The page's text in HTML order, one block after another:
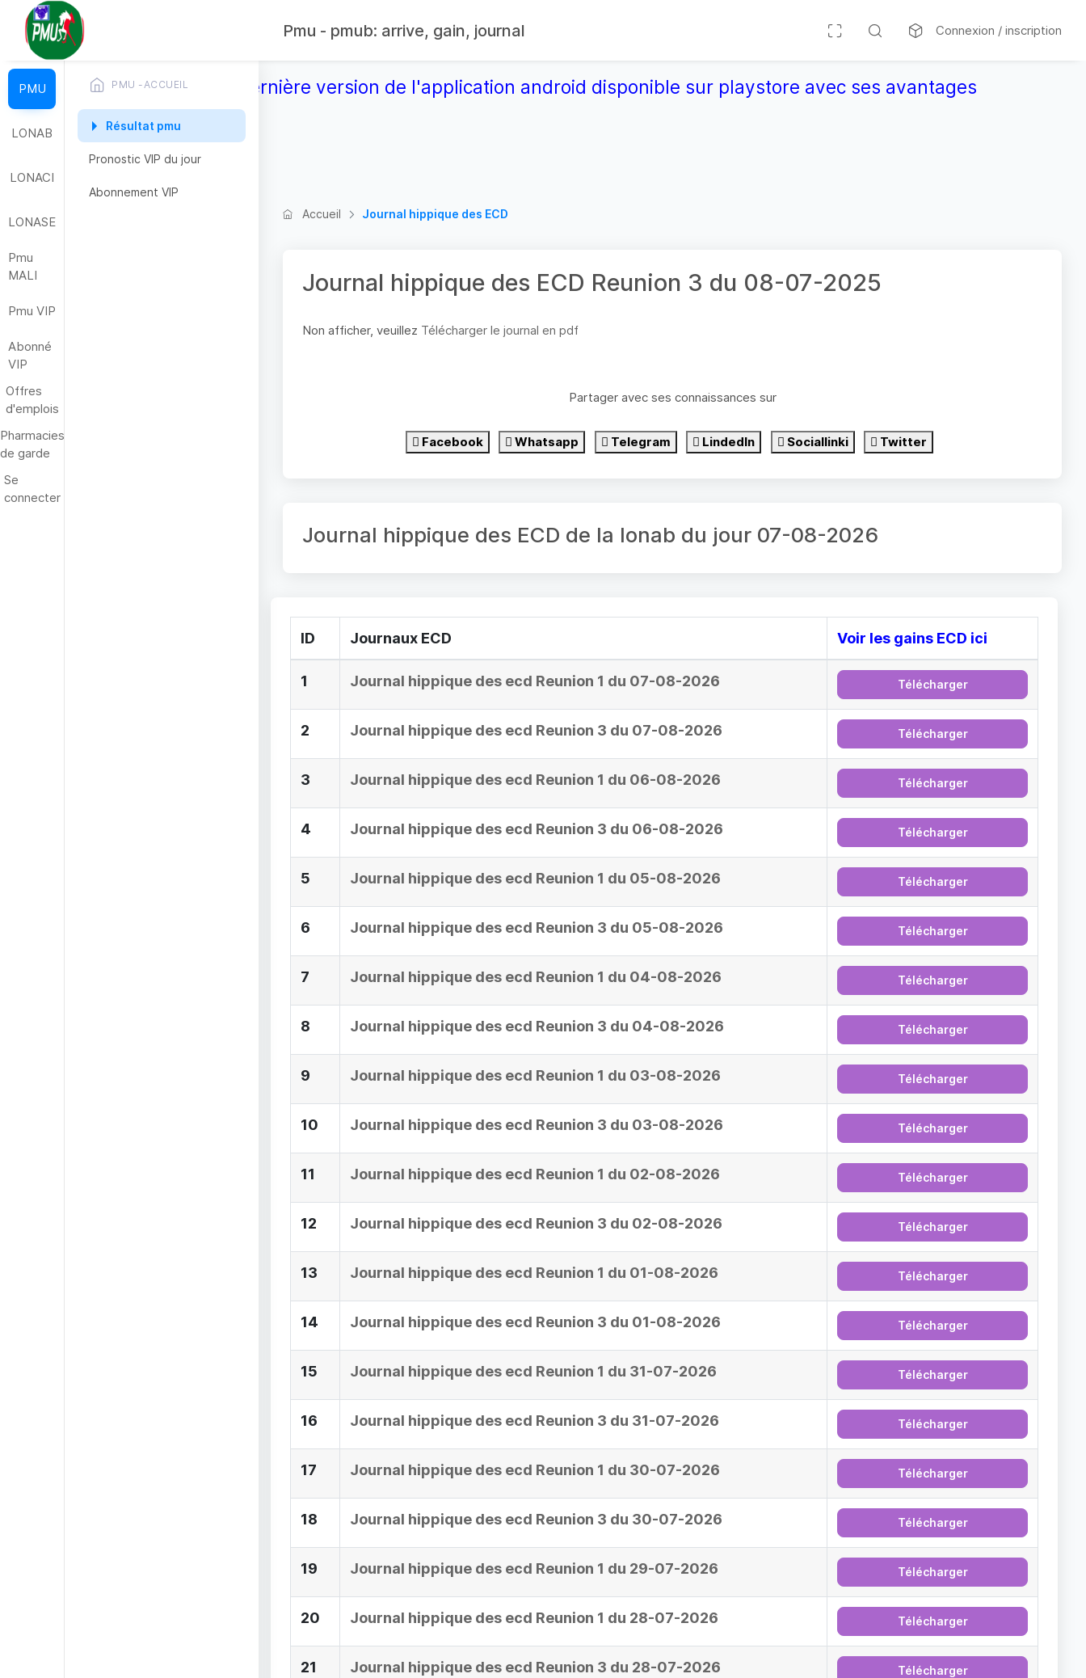
Pmu - pmub: arrive, gain, journal Connexion / inscription
Télécharger la dernière version de l'application android disponible sur playstore avec ses avantages
PMU
LONAB
LONACI
LONASE
Pmu
MALI
Pmu VIP
Abonné
VIP
Offres
d'emplois
Pharmacies
de garde
Se
connecter
PMU -ACCUEIL
Résultat pmu
Pronostic VIP du jour
Abonnement VIP
Accueil
Journal hippique des ECD
Journal hippique des ECD Reunion 3 du 08-07-2025
Non afficher, veuillez Télécharger le journal en pdf
Partager avec ses connaissances sur
Facebook Whatsapp Telegram LindedIn Sociallinki Twitter
Journal hippique des ECD de la lonab du jour 07-08-2026
ID Journaux ECD Voir les gains ECD ici
1 Journal hippique des ecd Reunion 1 du 07-08-2026 Télécharger
2 Journal hippique des ecd Reunion 3 du 07-08-2026 Télécharger
3 Journal hippique des ecd Reunion 1 du 06-08-2026 Télécharger
4 Journal hippique des ecd Reunion 3 du 06-08-2026 Télécharger
5 Journal hippique des ecd Reunion 1 du 05-08-2026 Télécharger
6 Journal hippique des ecd Reunion 3 du 05-08-2026 Télécharger
7 Journal hippique des ecd Reunion 1 du 04-08-2026 Télécharger
8 Journal hippique des ecd Reunion 3 du 04-08-2026 Télécharger
9 Journal hippique des ecd Reunion 1 du 03-08-2026 Télécharger
10 Journal hippique des ecd Reunion 3 du 03-08-2026 Télécharger
11 Journal hippique des ecd Reunion 1 du 02-08-2026 Télécharger
12 Journal hippique des ecd Reunion 3 du 02-08-2026 Télécharger
13 Journal hippique des ecd Reunion 1 du 01-08-2026 Télécharger
14 Journal hippique des ecd Reunion 3 du 01-08-2026 Télécharger
15 Journal hippique des ecd Reunion 1 du 31-07-2026 Télécharger
16 Journal hippique des ecd Reunion 3 du 31-07-2026 Télécharger
17 Journal hippique des ecd Reunion 1 du 30-07-2026 Télécharger
18 Journal hippique des ecd Reunion 3 du 30-07-2026 Télécharger
19 Journal hippique des ecd Reunion 1 du 29-07-2026 Télécharger
20 Journal hippique des ecd Reunion 1 du 28-07-2026 Télécharger
21 Journal hippique des ecd Reunion 3 du 28-07-2026 Télécharger